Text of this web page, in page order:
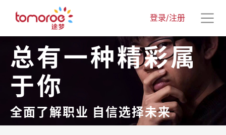
登录/注册
总有一种精彩属
于你
全面了解职业 自信选择未来